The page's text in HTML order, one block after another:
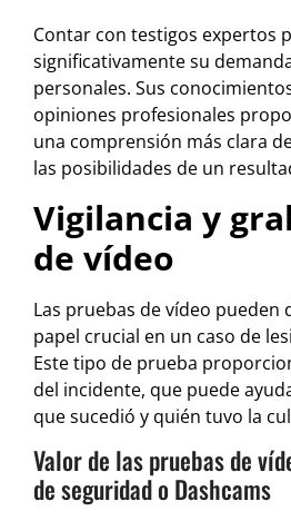
Contar con testigos expertos
significativamente su
personales. Sus
opiniones profesionales
una comprensión más clara
las posibilidades de un
Vigilancia y
de vídeo
Las pruebas de vídeo pueden
papel crucial en un caso de
Este tipo de prueba
del incidente, que puede
que sucedió y quién tuvo la
Valor de las pruebas de
de seguridad o Dashcams